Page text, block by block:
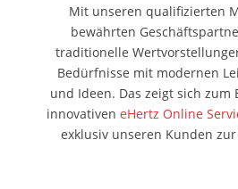
Mit unseren qualifizierten
bewährten
traditionelle
Bedürfnisse mit modernen
und Ideen. Das zeigt sich zum
innovativen eHertz Online
exklusiv unseren Kunden